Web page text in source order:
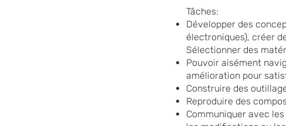
Tâches:
Développer des
électroniques), créer
Sélectionner des
Pouvoir aisément
amélioration pour
Construire des
Reproduire des
Communiquer avec